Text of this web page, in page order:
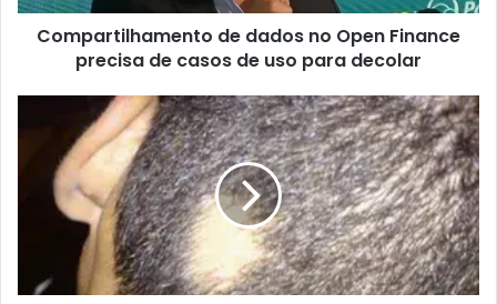
casos
Compartilhamento de dados no Open Finance
precisa de casos de uso para decolar
ansiedade
transtorno
depressivo
entre